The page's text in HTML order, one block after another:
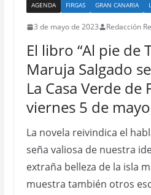
AGENDA FIRGAS GRAN CANARIA
3 de mayo de 2023 Redacción
El libro “Al pie de
Maruja Salgado
La Casa Verde de
viernes 5 de mayo
La novela reivindica el
seña valiosa de nuestra
extraña belleza de la isla
muestra también otros